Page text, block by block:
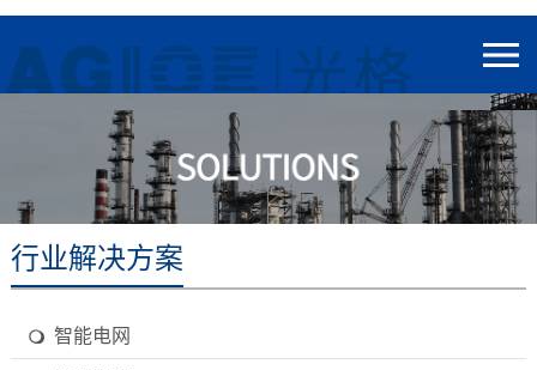
行业解决方案
智能电网